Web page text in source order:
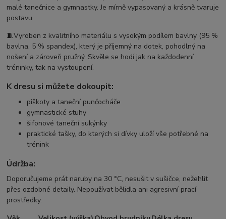
malé tanečnice a gymnastky. Je mírně vypasovaný a krásně tvaruje
postavu.
🧵Vyroben z kvalitního materiálu s vysokým podílem bavlny (95 %
bavlna, 5 % spandex), který je příjemný na dotek, pohodlný na
nošení a zároveň pružný. Skvěle se hodí jak na každodenní
tréninky, tak na vystoupení.
K dresu si můžete dokoupit:
piškoty a taneční punčocháče
gymnastické stuhy
šifonové taneční sukýnky
praktické tašky, do kterých si dívky uloží vše potřebné na
trénink
Údržba:
Doporučujeme prát naruby na 30 °C, nesušit v sušičce, nežehlit
přes ozdobné detaily. Nepoužívat bělidla ani agresivní prací
prostředky.